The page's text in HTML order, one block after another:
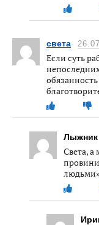
света
Если суть
обязанность
Лыжник
Света, а